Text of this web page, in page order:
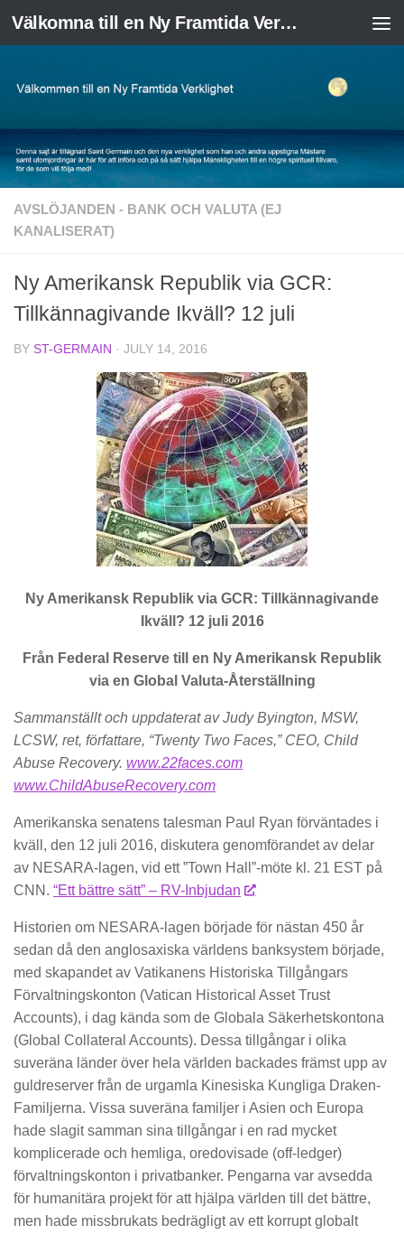
Skip to content Välkomna till en Ny Framtida Verklighet
AVSLÖJANDEN - BANK OCH VALUTA (EJ
KANALISERAT)
Ny Amerikansk Republik via GCR:
Tillkännagivande Ikväll? 12 juli
BY ST-GERMAIN · JULY 14, 2016
Ny Amerikansk Republik via GCR: Tillkännagivande
Ikväll? 12 juli 2016
Från Federal Reserve till en Ny Amerikansk Republik
via en Global Valuta-Återställning
Sammanställt och uppdaterat av Judy Byington, MSW,
LCSW, ret, författare, “Twenty Two Faces,” CEO, Child
Abuse Recovery. www.22faces.com
www.ChildAbuseRecovery.com
Amerikanska senatens talesman Paul Ryan förväntades i
kväll, den 12 juli 2016, diskutera genomförandet av delar
av NESARA-lagen, vid ett ”Town Hall”-möte kl. 21 EST på
CNN. “Ett bättre sätt” – RV-Inbjudan
Historien om NESARA-lagen började för nästan 450 år
sedan då den anglosaxiska världens banksystem började,
med skapandet av Vatikanens Historiska Tillgångars
Förvaltningskonton (Vatican Historical Asset Trust
Accounts), i dag kända som de Globala Säkerhetskontona
(Global Collateral Accounts). Dessa tillgångar i olika
suveräna länder över hela världen backades främst upp av
guldreserver från de urgamla Kinesiska Kungliga Draken-
Familjerna. Vissa suveräna familjer i Asien och Europa
hade slagit samman sina tillgångar i en rad mycket
komplicerade och hemliga, oredovisade (off-ledger)
förvaltningskonton i privatbanker. Pengarna var avsedda
för humanitära projekt för att hjälpa världen till det bättre,
men hade missbrukats bedrägligt av ett korrupt globalt